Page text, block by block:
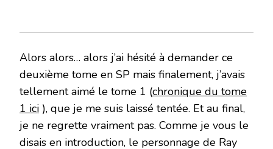
Alors alors… alors j’ai hésité à demander ce
deuxième tome en SP mais finalement, j’avais
tellement aimé le tome 1 (chronique du tome
1 ici ), que je me suis laissé tentée. Et au final,
je ne regrette vraiment pas. Comme je vous le
disais en introduction, le personnage de Ray